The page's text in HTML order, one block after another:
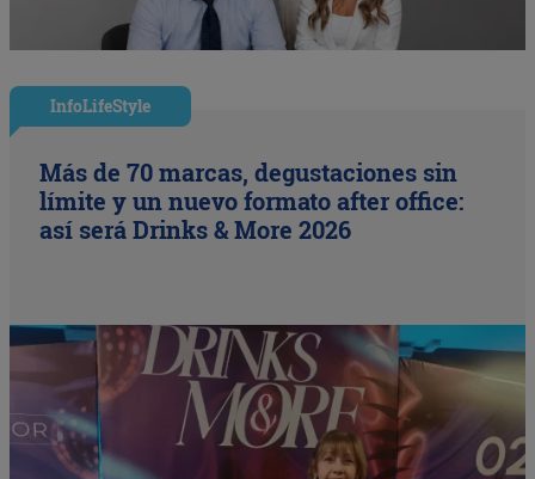
InfoLifeStyle
Más de 70 marcas, degustaciones sin
límite y un nuevo formato after office:
así será Drinks & More 2026